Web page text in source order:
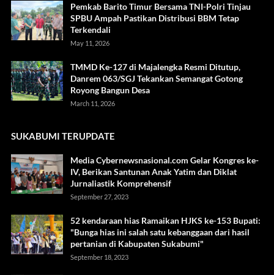
Pemkab Barito Timur Bersama TNI-Polri Tinjau
SPBU Ampah Pastikan Distribusi BBM Tetap
Terkendali
May 11, 2026
TMMD Ke-127 di Majalengka Resmi Ditutup,
Danrem 063/SGJ Tekankan Semangat Gotong
Royong Bangun Desa
March 11, 2026
SUKABUMI TERUPDATE
Media Cybernewsnasional.com Gelar Kongres ke-
IV, Berikan Santunan Anak Yatim dan Diklat
Jurnaliastik Komprehensif
September 27, 2023
52 kendaraan hias Ramaikan HJKS ke-153 Bupati:
"Bunga hias ini salah satu kebanggaan dari hasil
pertanian di Kabupaten Sukabumi"
September 18, 2023